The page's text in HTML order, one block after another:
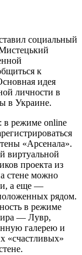
социальный
к
идея
личности в
в Украине.
в режиме оnline
«Арсенала».
виртуальной
проекта из
стене можно
а еще —
рядом.
в режиме
— Лувр,
галерею и
«счастливых»